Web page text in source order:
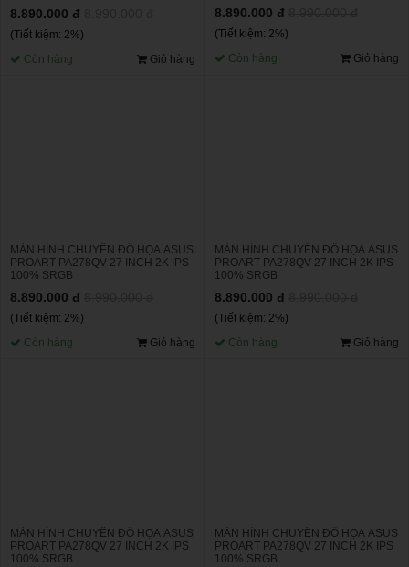
8.890.000 đ
(Tiết kiệm: 2%)
Còn hàng
Giỏ hàng
8.890.000 đ
(Tiết kiệm: 2%)
Còn hàng
Giỏ hàng
MÀN HÌNH CHUYÊN ĐỒ HỌA ASUS
PROART PA278QV 27 INCH 2K IPS
100% SRGB
8.890.000 đ
(Tiết kiệm: 2%)
Còn hàng
Giỏ hàng
MÀN HÌNH CHUYÊN ĐỒ HỌA ASUS
PROART PA278QV 27 INCH 2K IPS
100% SRGB
8.890.000 đ
(Tiết kiệm: 2%)
Còn hàng
Giỏ hàng
MÀN HÌNH CHUYÊN ĐỒ HỌA ASUS
PROART PA278QV 27 INCH 2K IPS
100% SRGB
MÀN HÌNH CHUYÊN ĐỒ HỌA ASUS
PROART PA278QV 27 INCH 2K IPS
100% SRGB